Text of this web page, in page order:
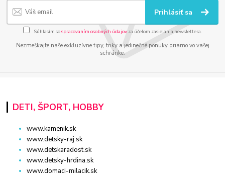
Prihlásiť sa
Súhlasím sospracovaním osobných údajov za účelom zasielania newslettera.
Nezmeškajte naše exkluzívne tipy, triky a jedinečné ponuky priamo vo vašej
schránke.
DETI, ŠPORT, HOBBY
www.kamenik.sk
www.detsky-raj.sk
www.detskaradost.sk
www.detsky-hrdina.sk
www.domaci-milacik.sk